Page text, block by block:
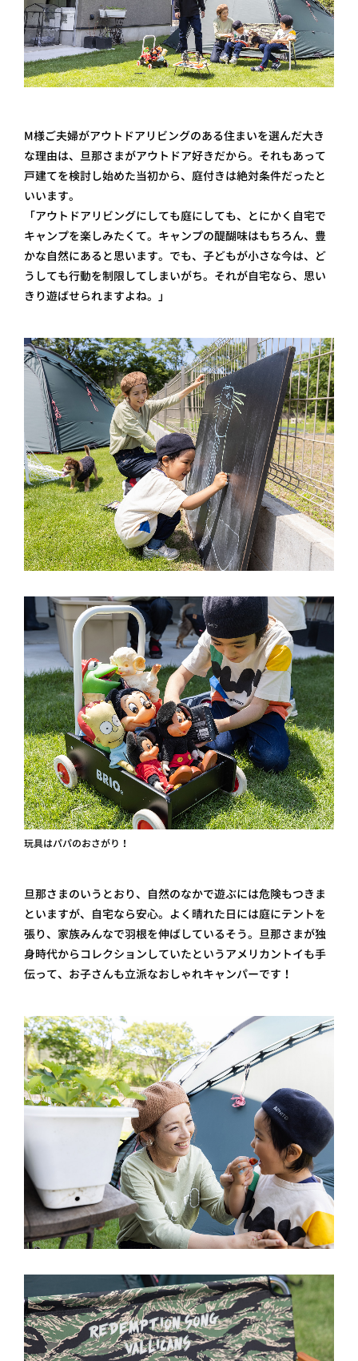
M様ご夫婦がアウトドアリビングのある住まいを選んだ大き
な理由は 、旦那さまがアウトドア好きだから。それもあって
戸建てを検討し始めた当初から、庭付きは絶対条件だったと
いいます。
「アウトドアリビングにしても庭にしても、とにかく自宅で
キャンプを楽しみたくて。キャンプの醍醐味はもちろん、豊
かな自然にあると思います。でも、子どもが小さな今は、ど
うしても行動を制限してしまいがち。それが自宅なら、思い
きり遊ばせられますよね。」
玩具はパパのおさがり！
旦那さまのいうとおり、自然のなかで遊ぶには危険もつきま
といますが、自宅なら安心。よく晴れた日には庭にテントを
張り、家族みんなで羽根を伸ばしているそう。旦那さまが独
身時代からコレクションしていたというアメリカントイも手
伝って、お子さんも立派なおしゃれキャンパーです！